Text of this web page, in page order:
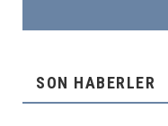
SON HABERLER